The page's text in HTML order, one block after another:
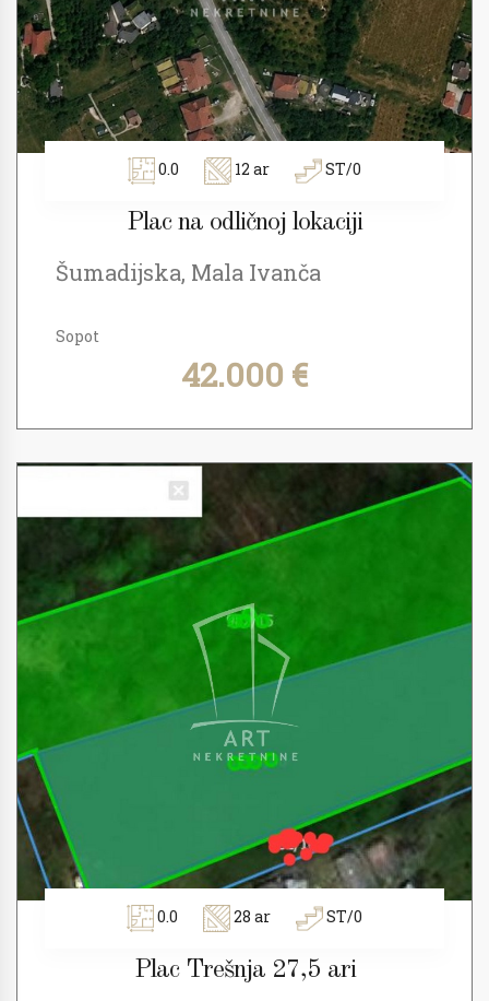
0.0 12 ar ST/0
Plac na odličnoj lokaciji
Šumadijska, Mala Ivanča
Sopot
42.000 €
0.0 28 ar ST/0
Plac Trešnja 27,5 ari